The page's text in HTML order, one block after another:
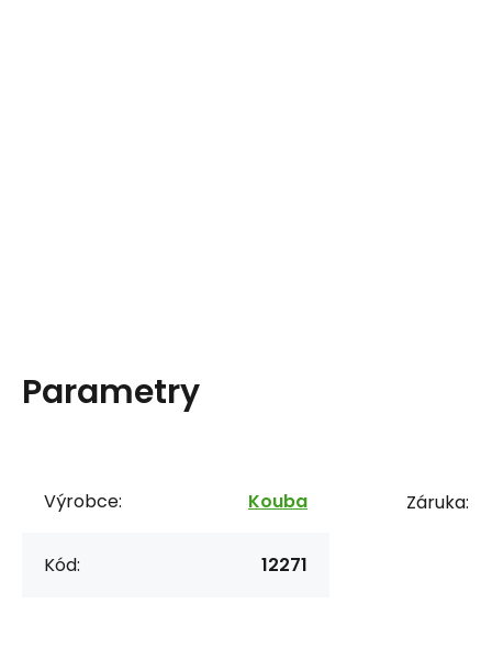
Parametry
Výrobce: Kouba
Kód: 12271
Záruka: